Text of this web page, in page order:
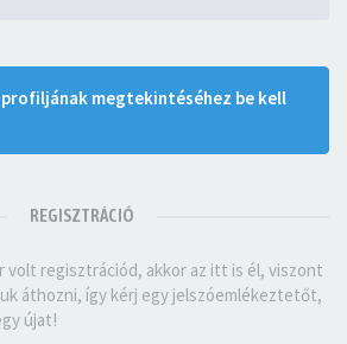
megtekintéséhez be kell
REGISZTRÁCIÓ
volt regisztrációd, akkor az itt is él, viszont
áthozni, így kérj egy jelszóemlékeztetőt,
újat!